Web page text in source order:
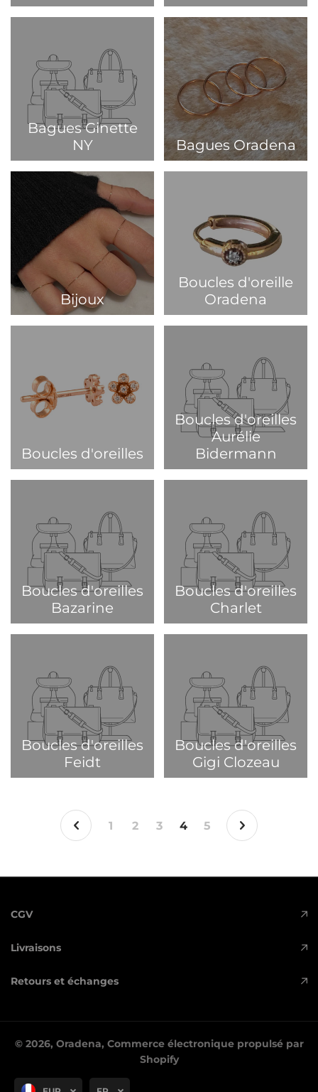
Bagues Ginette
NY
Bagues Oradena
Bijoux
Boucles d'oreille
Oradena
Boucles d'oreilles
Boucles d'oreilles
Aurélie
Bidermann
Boucles d'oreilles
Bazarine
Boucles d'oreilles
Charlet
Boucles d'oreilles
Feidt
Boucles d'oreilles
Gigi Clozeau
1 2 3 4 5
CGV
Livraisons
Retours et échanges
© 2026, Oradena, Commerce électronique propulsé par
Shopify